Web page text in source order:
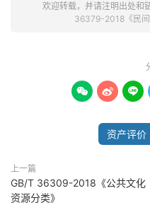
欢迎转载，并请注明出处和链
36379-2018《民间
  
资产评价
上一篇
GB/T 36309-2018《公共文化
资源分类》